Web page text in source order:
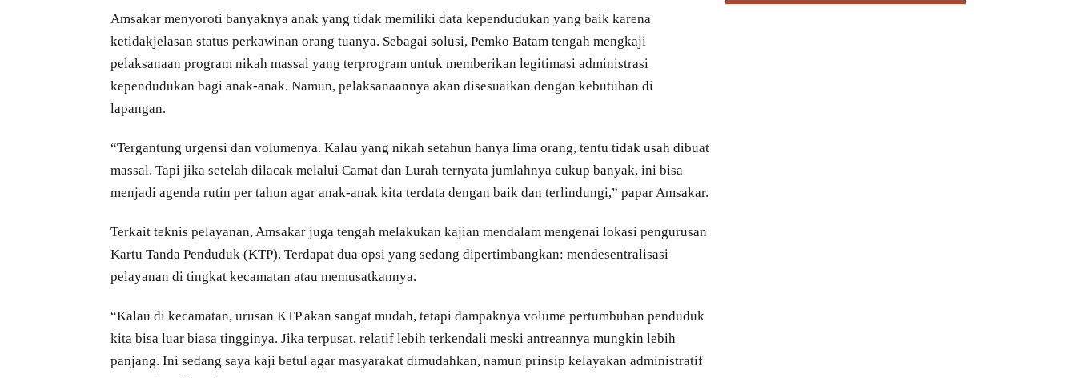
Amsakar menyoroti banyaknya anak yang tidak memiliki data kependudukan yang baik karena
ketidakjelasan status perkawinan orang tuanya. Sebagai solusi, Pemko Batam tengah mengkaji
pelaksanaan program nikah massal yang terprogram untuk memberikan legitimasi administrasi
kependudukan bagi anak-anak. Namun, pelaksanaannya akan disesuaikan dengan kebutuhan di
lapangan.
“Tergantung urgensi dan volumenya. Kalau yang nikah setahun hanya lima orang, tentu tidak usah dibuat
massal. Tapi jika setelah dilacak melalui Camat dan Lurah ternyata jumlahnya cukup banyak, ini bisa
menjadi agenda rutin per tahun agar anak-anak kita terdata dengan baik dan terlindungi,” papar Amsakar.
Terkait teknis pelayanan, Amsakar juga tengah melakukan kajian mendalam mengenai lokasi pengurusan
Kartu Tanda Penduduk (KTP). Terdapat dua opsi yang sedang dipertimbangkan: mendesentralisasi
pelayanan di tingkat kecamatan atau memusatkannya.
“Kalau di kecamatan, urusan KTP akan sangat mudah, tetapi dampaknya volume pertumbuhan penduduk
kita bisa luar biasa tingginya. Jika terpusat, relatif lebih terkendali meski antreannya mungkin lebih
panjang. Ini sedang saya kaji betul agar masyarakat dimudahkan, namun prinsip kelayakan administratif